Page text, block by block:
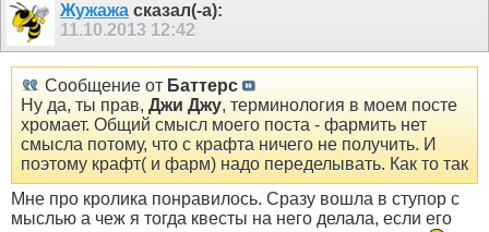
Жужажа сказал(-а):
11.10.2013 12:42
Сообщение от Баттерс
Ну да, ты прав, Джи Джу, терминология в моем посте
хромает. Общий смысл моего поста - фармить нет
смысла потому, что с крафта ничего не получить. И
поэтому крафт( и фарм) надо переделывать. Как то так
Мне про кролика понравилось. Сразу вошла в ступор с
мыслью а чеж я тогда квесты на него делала, если его